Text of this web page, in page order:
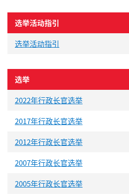
选举活动指引
选举活动指引
选举
2022年行政长官选举
2017年行政长官选举
2012年行政长官选举
2007年行政长官选举
2005年行政长官选举